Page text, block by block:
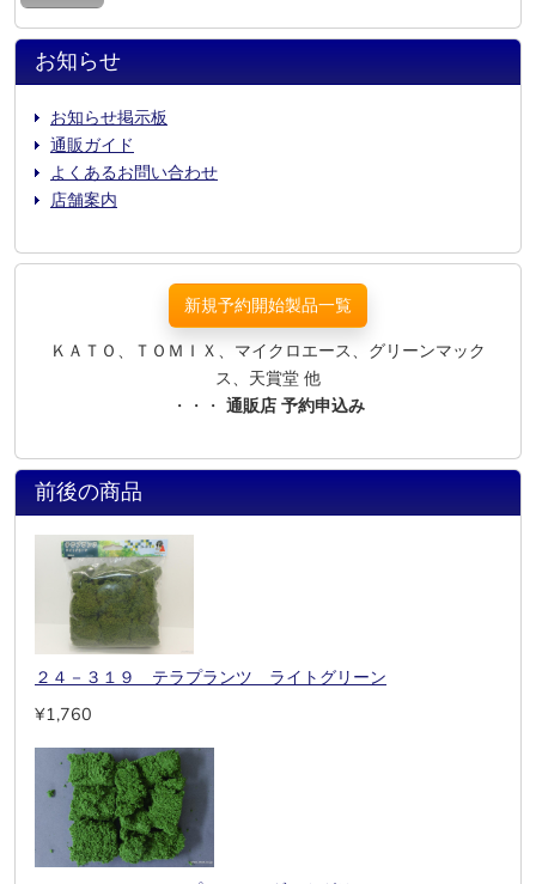
お知らせ
お知らせ掲示板
通販ガイド
よくあるお問い合わせ
店舗案内
新規予約開始製品一覧
ＫＡＴＯ、ＴＯＭＩＸ、マイクロエース、グリーンマック
ス、天賞堂 他
・・・ 通販店 予約申込み
前後の商品
２４－３１９ テラプランツ ライトグリーン
¥1,760